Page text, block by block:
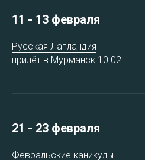
11 - 13 февраля
Русская Лапландия
прилёт в Мурманск 10.02
21 - 23 февраля
Февральские каникулы